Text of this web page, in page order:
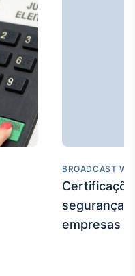
BROADCAST
segurança
empresas